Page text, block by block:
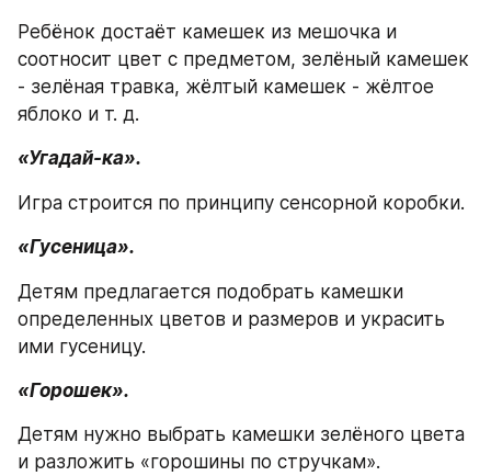
Ребёнок достаёт камешек из мешочка и
соотносит цвет с предметом, зелёный камешек
- зелёная травка, жёлтый камешек - жёлтое
яблоко и т. д.
«Угадай-ка».
Игра строится по принципу сенсорной коробки.
«Гусеница».
Детям предлагается подобрать камешки
определенных цветов и размеров и украсить
ими гусеницу.
«Горошек».
Детям нужно выбрать камешки зелёного цвета
и разложить «горошины по стручкам».